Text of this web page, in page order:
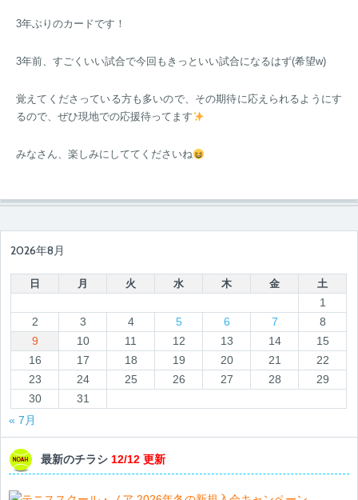
3年ぶりのカードです！
3年前、すごくいい試合で今回もきっといい試合になるはず(希望w)
覚えてくださっている方も多いので、その期待に応えられるようにす
るので、ぜひ現地での応援待ってます
みなさん、楽しみにしててくださいね
2026年8月
日 月 火 水 木 金 土
1
2
3 4 5 6 7
8
9
10 11 12 13 14
15
16
17 18 19 20 21
22
23
24 25 26 27 28
29
30
31
« 7月
最新のチラシ 12/12 更新